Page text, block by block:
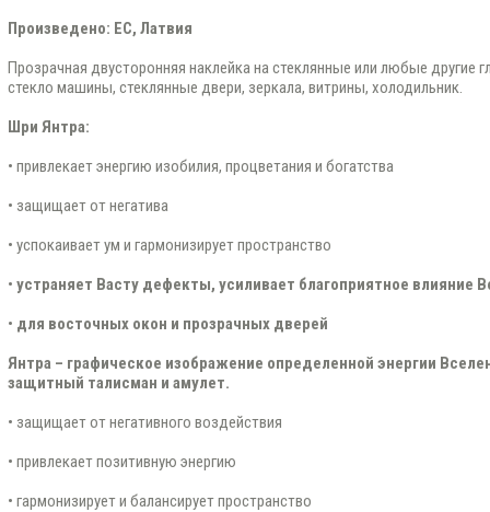
Произведено: ЕС, Латвия
Прозрачная двусторонняя наклейка на стеклянные или любые другие
стекло машины, стеклянные двери, зеркала, витрины, холодильник.
Шри Янтра:
• привлекает энергию изобилия, процветания и богатства
• защищает от негатива
• успокаивает ум и гармонизирует пространство
• устраняет Васту дефекты, усиливает благоприятное влияние
• для восточных окон и прозрачных дверей
Янтра – графическое изображение определенной энергии
защитный талисман и амулет.
• защищает от негативного воздействия
• привлекает позитивную энергию
• гармонизирует и балансирует пространство